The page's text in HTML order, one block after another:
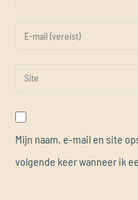
Mijn naam, e-mail en site
volgende keer wanneer ik